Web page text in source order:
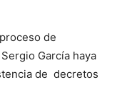
de
García haya
de decretos